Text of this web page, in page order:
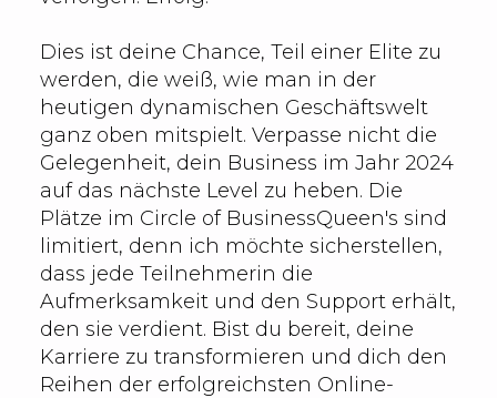
Dies ist deine Chance, Teil einer Elite zu
werden, die weiß, wie man in der
heutigen dynamischen Geschäftswelt
ganz oben mitspielt. Verpasse nicht die
Gelegenheit, dein Business im Jahr 2024
auf das nächste Level zu heben. Die
Plätze im Circle of BusinessQueen's sind
limitiert, denn ich möchte sicherstellen,
dass jede Teilnehmerin die
Aufmerksamkeit und den Support erhält,
den sie verdient. Bist du bereit, deine
Karriere zu transformieren und dich den
Reihen der erfolgreichsten Online-